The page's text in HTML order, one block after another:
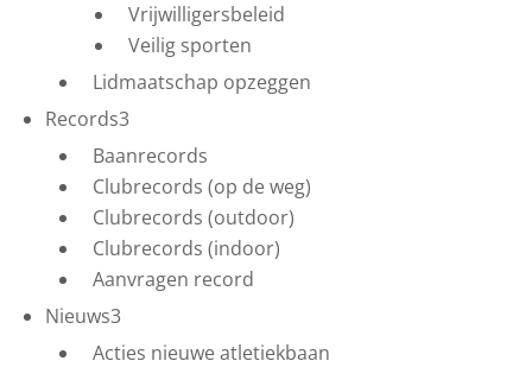
Vrijwilligersbeleid
Veilig sporten
Lidmaatschap opzeggen
Records3
Baanrecords
Clubrecords (op de weg)
Clubrecords (outdoor)
Clubrecords (indoor)
Aanvragen record
Nieuws3
Acties nieuwe atletiekbaan